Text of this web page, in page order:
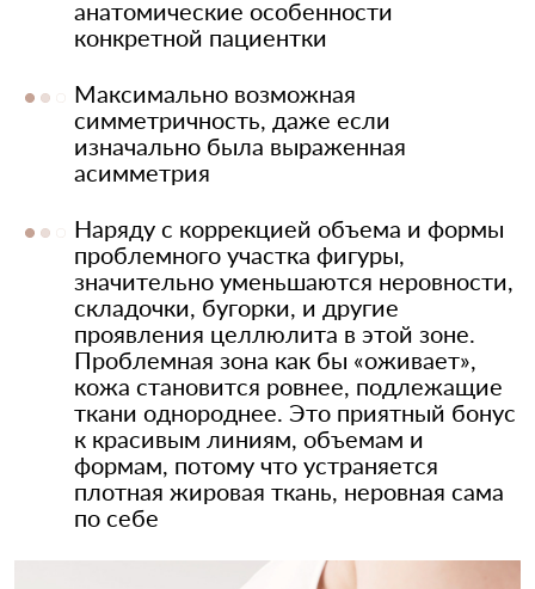
анатомические особенности
конкретной пациентки
Максимально возможная
симметричность, даже если
изначально была выраженная
асимметрия
Наряду с коррекцией объема и формы
проблемного участка фигуры,
значительно уменьшаются неровности,
складочки, бугорки, и другие
проявления целлюлита в этой зоне.
Проблемная зона как бы «оживает»,
кожа становится ровнее, подлежащие
ткани однороднее. Это приятный бонус
к красивым линиям, объемам и
формам, потому что устраняется
плотная жировая ткань, неровная сама
по себе